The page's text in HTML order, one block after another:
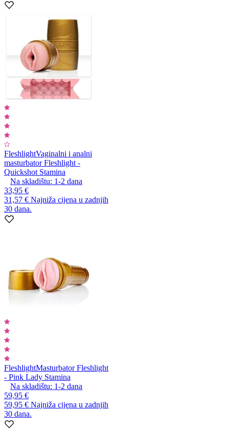
FleshlightVaginalni i analni
masturbator Fleshlight -
Quickshot Stamina
Na skladištu: 1-2 dana
33,95 €
31,57 € Najniža cijena u zadnjih
30 dana.
FleshlightMasturbator Fleshlight
- Pink Lady Stamina
Na skladištu: 1-2 dana
59,95 €
59,95 € Najniža cijena u zadnjih
30 dana.